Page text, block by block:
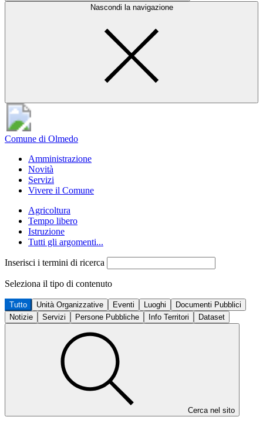
Nascondi la navigazione
Comune di Olmedo
Amministrazione
Novità
Servizi
Vivere il Comune
Agricoltura
Tempo libero
Istruzione
Tutti gli argomenti...
Inserisci i termini di ricerca
Seleziona il tipo di contenuto
Tutto Unità Organizzative Eventi Luoghi
Documenti Pubblici
Notizie
Servizi Persone Pubbliche Info Territori Dataset
Cerca nel sito